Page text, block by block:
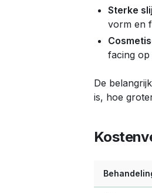
Sterke
vorm en
facing op
De
is, hoe